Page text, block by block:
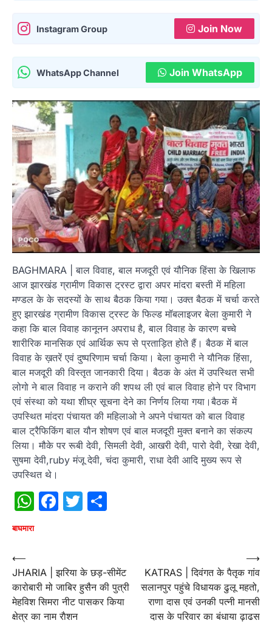
Instagram Group Join Now
WhatsApp Channel Join WhatsApp
BAGHMARA | बाल विवाह, बाल मजदूरी एवं यौनिक हिंसा के खिलाफ
आज झारखंड ग्रामीण विकास ट्रस्ट द्वारा अपर मांदरा बस्ती में महिला
मण्डल के के सदस्यों के साथ बैठक किया गया। उक्त बैठक में चर्चा करते
हुए झारखंड ग्रामीण विकास ट्रस्ट के फिल्ड मॉबलाइजर बेला कुमारी ने
कहा कि बाल विवाह कानूनन अपराध है, बाल विवाह के कारण बच्चे
शारीरिक मानसिक एवं आर्थिक रूप से प्रताड़ित होते हैं। बैठक में बाल
विवाह के ख़तरें एवं दुष्परिणाम चर्चा किया। बेला कुमारी ने यौनिक हिंसा,
बाल मजदूरी की विस्तृत जानकारी दिया। बैठक के अंत में उपस्थित सभी
लोगो ने बाल विवाह न कराने की शपथ ली एवं बाल विवाह होने पर विभाग
एवं संस्था को यथा शीघ्र सूचना देने का निर्णय लिया गया।बैठक में
उपस्थित मांदरा पंचायत की महिलाओ ने अपने पंचायत को बाल विवाह
बाल ट्रैफिकिंग बाल यौन शोषण एवं बाल मजदूरी मुक्त बनाने का संकल्प
लिया। मौके पर रूबी देवी, सिमली देवी, आखरी देवी, पारो देवी, रेखा देवी,
सुषमा देवी,ruby मंजू देवी, चंदा कुमारी, राधा देवी आदि मुख्य रूप से
उपस्थित थे।
WhatsApp
Facebook
Twitter
बाघमारा
Post
navigation
⟵
JHARIA | झरिया के छड़-सीमेंट
कारोबारी मो जाबिर हुसैन की पुत्री
मेहविश सिमरा नीट पासकर किया
क्षेत्र का नाम राैशन
KATRAS | दिवंगत के पैतृक गांव
सलानपुर पहुंचे विधायक ढुलू महतो,
राणा दास एवं उनकी पत्नी मानसी
दास के परिवार का बंधाया ढ़ाढस
⟶